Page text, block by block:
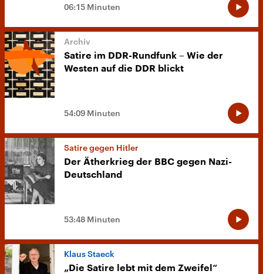
06:15 Minuten
Satire im DDR-Rundfunk – Wie der
Westen auf die DDR blickt
54:09 Minuten
Satire gegen Hitler
Der Ätherkrieg der BBC gegen Nazi-
Deutschland
53:48 Minuten
Klaus Staeck
„Die Satire lebt mit dem Zweifel“